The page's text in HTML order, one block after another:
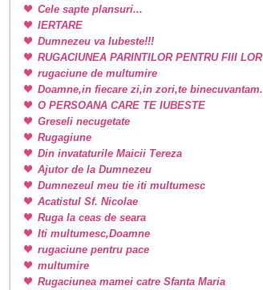
Cele sapte plansuri...
IERTARE
Dumnezeu va Iubeste!!!
RUGACIUNEA PARINTILOR PENTRU FIII LOR
rugaciune de multumire
Doamne,in fiecare zi,in zori,te binecuvantam.
O PERSOANA CARE TE IUBESTE
Greseli necugetate
Rugagiune
Din invataturile Maicii Tereza
Ajutor de la Dumnezeu
Dumnezeul meu tie iti multumesc
Acatistul Sf. Nicolae
Ruga la ceas de seara
Iti multumesc,Doamne
rugaciune pentru pace
multumire
Rugaciunea mamei catre Sfanta Maria